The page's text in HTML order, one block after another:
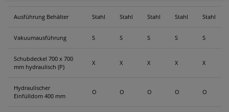
Ausführung Behälter Stahl Stahl Stahl Stahl Stahl
Vakuumausführung S S S S S
Schubdeckel 700 x 700
mm hydraulisch (P)
X X X X X
Hydraulischer
Einfülldom 400 mm
O O O O O